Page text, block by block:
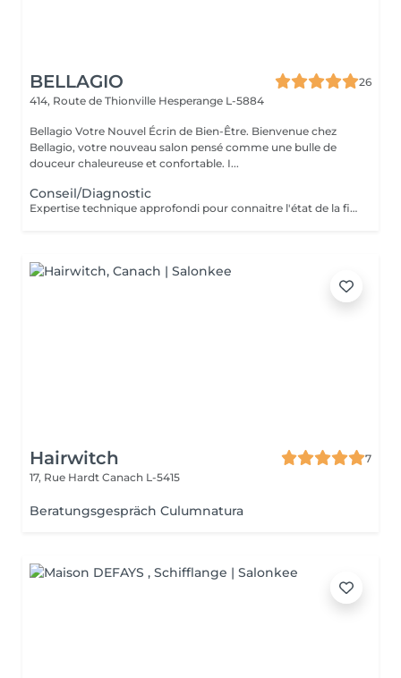
BELLAGIO
26
414, Route de Thionville Hesperange L-5884
Bellagio Votre Nouvel Écrin de Bien-Être. Bienvenue chez
Bellagio, votre nouveau salon pensé comme une bulle de
douceur chaleureuse et confortable. I...
Conseil/Diagnostic
Expertise technique approfondi pour connaitre l'état de la fibre capillaire et diagnostic il vous aide à choisir une coupe et coiffage adapté à votre morphologie. Nous travaillons exclusivement avec un produit breveté de coloration permanente professionnelle sans ammoniaque, enrichie en caviar et en kératine. Elle offre des résultats intenses, homogènes et durables tout en respectant la fibre capillaire. Sa formule assure une couverture optimale des cheveux blancs, une excellente tenue et une brillance remarquable. Pour les blond la formule infusée d'actifs cosmétiques végétaux hydratants et protecteurs, permet un travail d'éclaircissement profond tout en douceur.
Hairwitch
7
17, Rue Hardt Canach L-5415
Beratungsgespräch Culumnatura